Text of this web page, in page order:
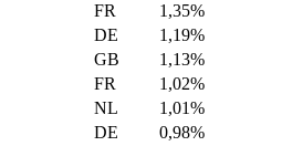
FR
1,35%
DE
1,19%
GB
1,13%
FR
1,02%
NL
1,01%
DE
0,98%